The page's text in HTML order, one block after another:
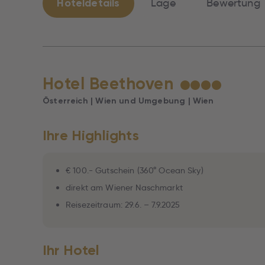
Hoteldetails Lage Bewertung
Hotel Beethoven ★★★★
Österreich | Wien und Umgebung | Wien
Ihre Highlights
€ 100.- Gutschein (360° Ocean Sky)
direkt am Wiener Naschmarkt
Reisezeitraum: 29.6. – 7.9.2025
Ihr Hotel